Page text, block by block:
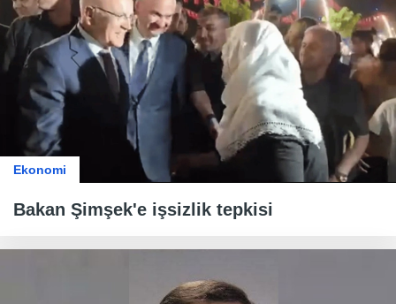
Ekonomi
Bakan Şimşek'e işsizlik tepkisi